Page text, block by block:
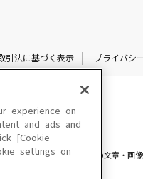
引法に基づく表示 プライバシ
イトに掲載されている一切の文章・画
experience on
and ads and
[Cookie
settings on